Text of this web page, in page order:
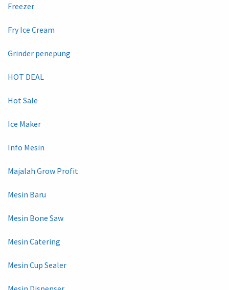
Freezer
Fry Ice Cream
Grinder penepung
HOT DEAL
Hot Sale
Ice Maker
Info Mesin
Majalah Grow Profit
Mesin Baru
Mesin Bone Saw
Mesin Catering
Mesin Cup Sealer